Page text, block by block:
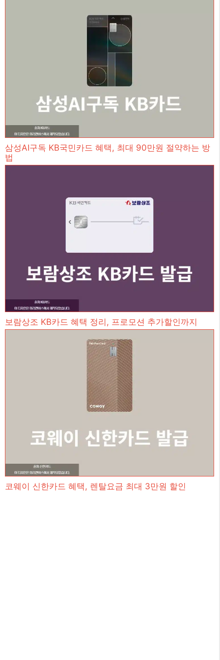
삼성AI구독 KB국민카드 혜택, 최대 90만원 절약하는 방
법
보람상조 KB카드 혜택 정리, 프로모션 추가할인까지
코웨이 신한카드 혜택, 렌탈요금 최대 3만원 할인